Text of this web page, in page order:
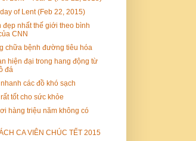
of Lent (Feb 22, 2015)
đẹp nhất thế giới theo bình
CNN
chữa bệnh đường tiêu hóa
hiện đại trong hang động từ
đá
các đồ khó sạch
tốt cho sức khỏe
hàng triệu năm không có
CA VIÊN CHÚC TẾT 2015